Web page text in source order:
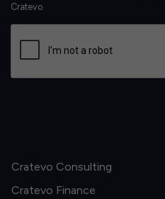
Cratevo
Cratevo Consulting
Cratevo Finance